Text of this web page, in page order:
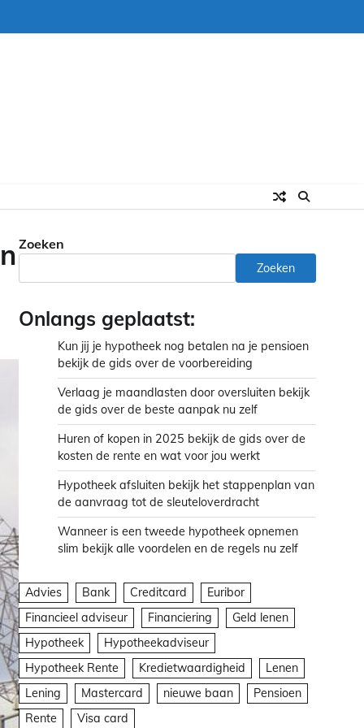
Zoeken
Zoeken
Onlangs geplaatst:
Kun jij je hypotheek nog betalen na je pensioen
bekijk de gids over de voorbereiding
Verlaag je maandlasten door oversluiten bekijk
de gids over de beste aanpak nu zelf
Huren of kopen in 2025 bekijk de gids over de
kosten de rente en wat voor jou werkt
Hypotheek afsluiten bekijk het stappenplan van
de aanvraag tot de sleuteloverdracht
Wanneer is een tweede hypotheek opnemen
slim bekijk alle voordelen en de regels nu zelf
Advies Bank Creditcard
Euribor
Financieel adviseur
Financiering
Geld lenen
Hypotheek
Hypotheekadviseur
Hypotheek Rente
Kredietwaardigheid
Lenen
Lening
Mastercard nieuwe baan
Pensioen
Rente
Visa card